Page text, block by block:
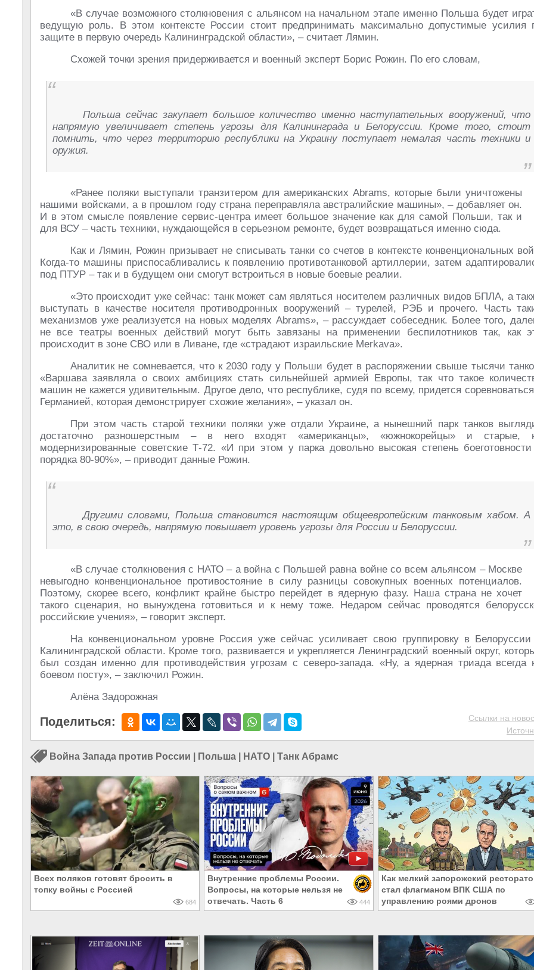
«В случае возможного столкновения с альянсом на начальном этапе именно Польша будет
ведущую роль. В этом контексте России стоит предпринимать максимально допустимые усилия
защите в первую очередь Калининградской области», – считает Лямин.
Схожей точки зрения придерживается и военный эксперт Борис Рожин. По его словам,
Польша сейчас закупает большое количество именно наступательных вооружений, что
напрямую увеличивает степень угрозы для Калининграда и Белоруссии. Кроме того, стоит
помнить, что через территорию республики на Украину поступает немалая часть техники и
оружия.
«Ранее поляки выступали транзитером для американских Abrams, которые были уничтожены
нашими войсками, а в прошлом году страна переправляла австралийские машины», – добавляет он.
И в этом смысле появление сервис-центра имеет большое значение как для самой Польши, так и
для ВСУ – часть техники, нуждающейся в серьезном ремонте, будет возвращаться именно сюда.
Как и Лямин, Рожин призывает не списывать танки со счетов в контексте конвенциональных
Когда-то машины приспосабливались к появлению противотанковой артиллерии, затем
под ПТУР – так и в будущем они смогут встроиться в новые боевые реалии.
«Это происходит уже сейчас: танк может сам являться носителем различных видов БПЛА, а
выступать в качестве носителя противодронных вооружений – турелей, РЭБ и прочего. Часть
механизмов уже реализуется на новых моделях Abrams», – рассуждает собеседник. Более того,
не все театры военных действий могут быть завязаны на применении беспилотников так, как
происходит в зоне СВО или в Ливане, где «страдают израильские Merkava».
Аналитик не сомневается, что к 2030 году у Польши будет в распоряжении свыше тысячи
«Варшава заявляла о своих амбициях стать сильнейшей армией Европы, так что такое
машин не кажется удивительным. Другое дело, что республике, судя по всему, придется
Германией, которая демонстрирует схожие желания», – указал он.
При этом часть старой техники поляки уже отдали Украине, а нынешний парк танков
достаточно разношерстным – в него входят «американцы», «южнокорейцы» и старые,
модернизированные советские Т-72. «И при этом у парка довольно высокая степень
порядка 80-90%», – приводит данные Рожин.
Другими словами, Польша становится настоящим общеевропейским танковым хабом. А
это, в свою очередь, напрямую повышает уровень угрозы для России и Белоруссии.
«В случае столкновения с НАТО – а война с Польшей равна войне со всем альянсом – Москве
невыгодно конвенциональное противостояние в силу разницы совокупных военных потенциалов.
Поэтому, скорее всего, конфликт крайне быстро перейдет в ядерную фазу. Наша страна не хочет
такого сценария, но вынуждена готовиться и к нему тоже. Недаром сейчас проводятся
российские учения», – говорит эксперт.
На конвенциональном уровне Россия уже сейчас усиливает свою группировку в
Калининградской области. Кроме того, развивается и укрепляется Ленинградский военный округ,
был создан именно для противодействия угрозам с северо-запада. «Ну, а ядерная триада всегда
боевом посту», – заключил Рожин.
Алёна Задорожная
Поделиться:
Ссылки на
Война Запада против России Польша НАТО Танк Абрамс
Всех поляков готовят бросить в
топку войны с Россией
684
Внутренние проблемы России.
Вопросы, на которые нельзя не
отвечать. Часть 6
444
Как мелкий запорожский
стал флагманом ВПК США по
управлению роями дронов